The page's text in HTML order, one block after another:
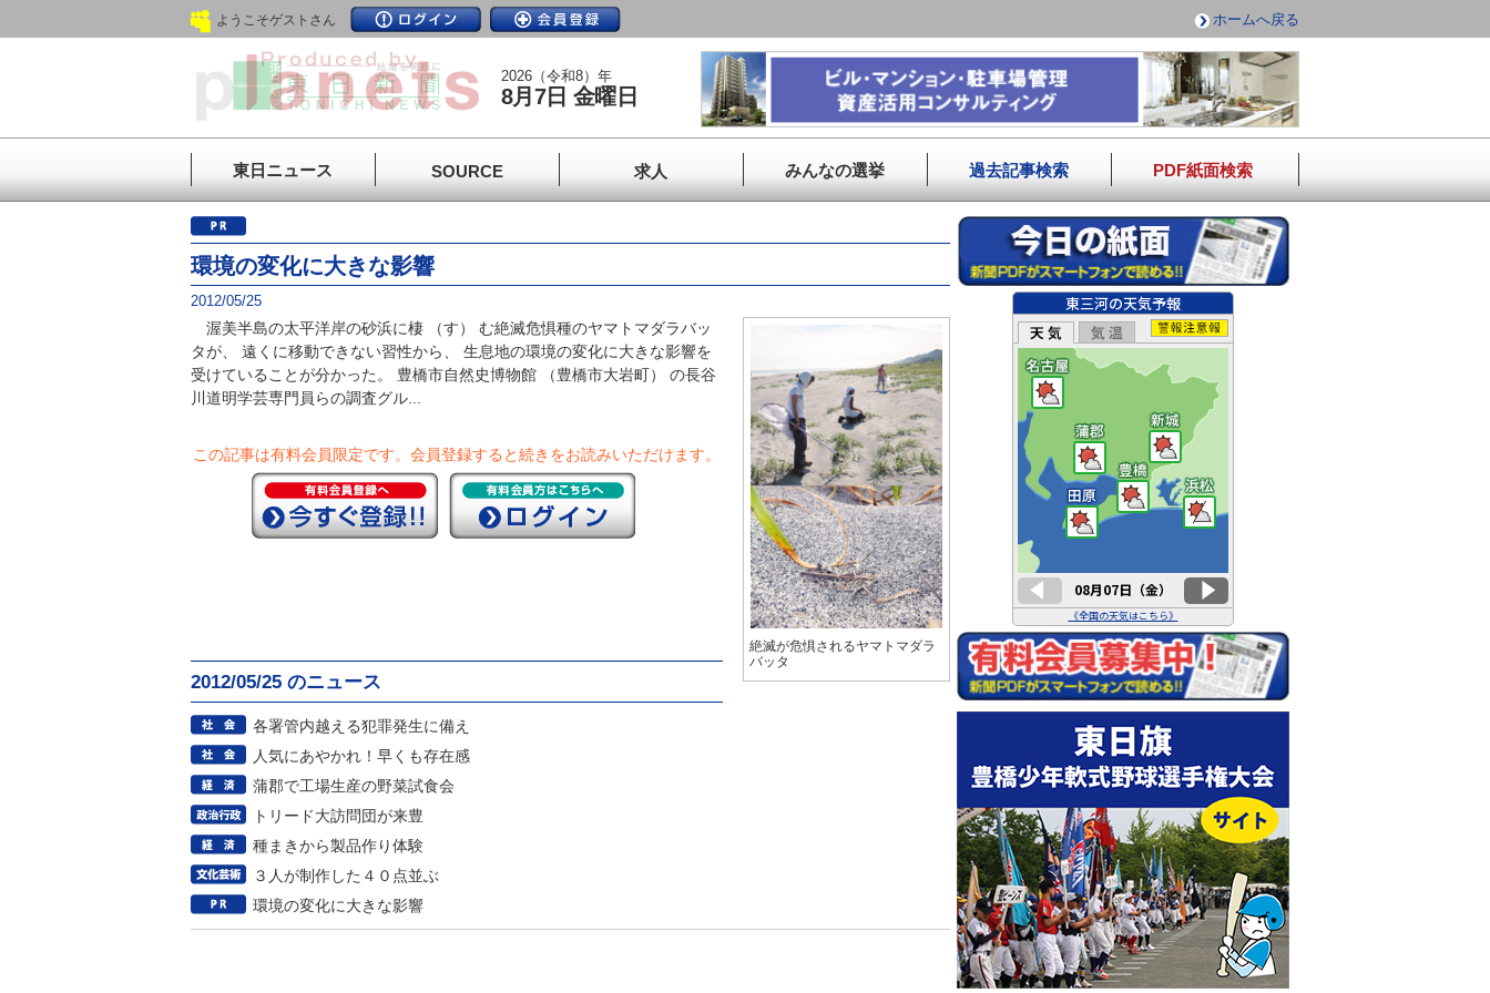
ようこそゲストさん ホームへ戻る
2026（令和8）年
8月7日 金曜日
東日ニュース SOURCE 求人 みんなの選挙 過去記事検索 PDF紙面検索
環境の変化に大きな影響
2012/05/25
渥美半島の太平洋岸の砂浜に棲 （す） む絶滅危惧種のヤマトマダラバッ
タが、 遠くに移動できない習性から、 生息地の環境の変化に大きな影響を
受けていることが分かった。 豊橋市自然史博物館 （豊橋市大岩町） の長谷
川道明学芸専門員らの調査グル...
この記事は有料会員限定です。 会員登録すると続きをお読みいただけます。
2012/05/25 のニュース
各署管内越える犯罪発生に備え
人気にあやかれ！早くも存在感
蒲郡で工場生産の野菜試食会
トリード大訪問団が来豊
種まきから製品作り体験
３人が制作した４０点並ぶ
環境の変化に大きな影響
絶滅が危惧されるヤマトマダラ
バッタ